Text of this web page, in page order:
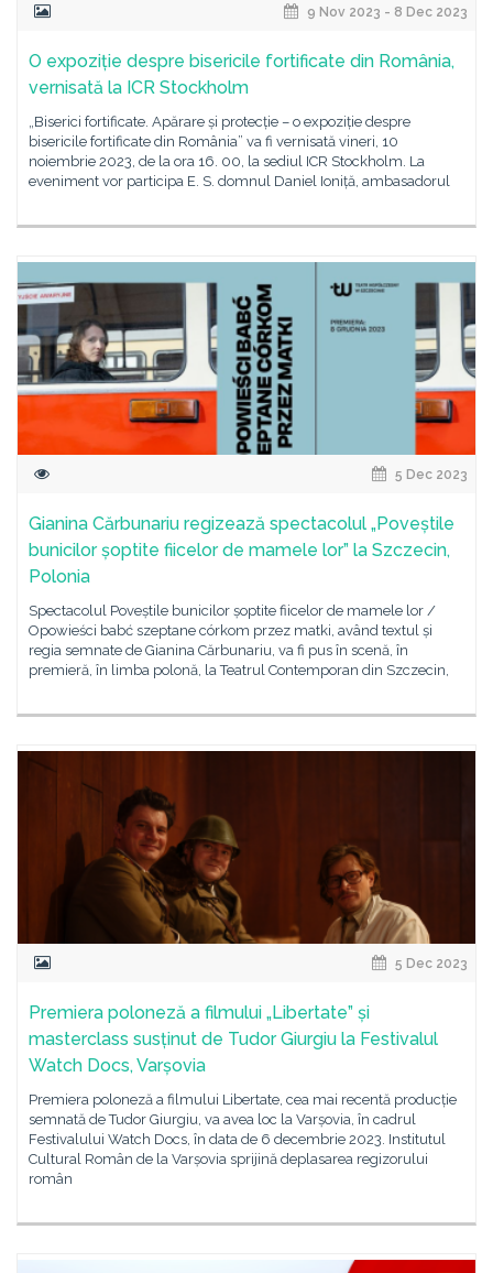
9 Nov 2023 - 8 Dec 2023
O expoziție despre bisericile fortificate din România,
vernisată la ICR Stockholm
„Biserici fortificate. Apărare și protecție – o expoziție despre
bisericile fortificate din România” va fi vernisată vineri, 10
noiembrie 2023, de la ora 16. 00, la sediul ICR Stockholm. La
eveniment vor participa E. S. domnul Daniel Ioniță, ambasadorul
5 Dec 2023
Gianina Cărbunariu regizează spectacolul „Poveștile
bunicilor șoptite fiicelor de mamele lor” la Szczecin,
Polonia
Spectacolul Poveștile bunicilor șoptite fiicelor de mamele lor /
Opowieści babć szeptane córkom przez matki, având textul și
regia semnate de Gianina Cărbunariu, va fi pus în scenă, în
premieră, în limba polonă, la Teatrul Contemporan din Szczecin,
5 Dec 2023
Premiera poloneză a filmului „Libertate” și
masterclass susținut de Tudor Giurgiu la Festivalul
Watch Docs, Varșovia
Premiera poloneză a filmului Libertate, cea mai recentă producție
semnată de Tudor Giurgiu, va avea loc la Varșovia, în cadrul
Festivalului Watch Docs, în data de 6 decembrie 2023. Institutul
Cultural Român de la Varșovia sprijină deplasarea regizorului
român